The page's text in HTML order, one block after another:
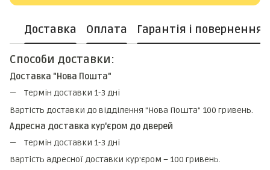
Доставка Оплата Гарантія і повернення
Способи доставки:
Доставка "Нова Пошта"
Термін доставки 1-3 дні
Вартість доставки до відділення "Нова Пошта" 100 гривень.
Адресна доставка кур'єром до дверей
Термін доставки 1-3 дні
Вартість адресної доставки кур'єром – 100 гривень.